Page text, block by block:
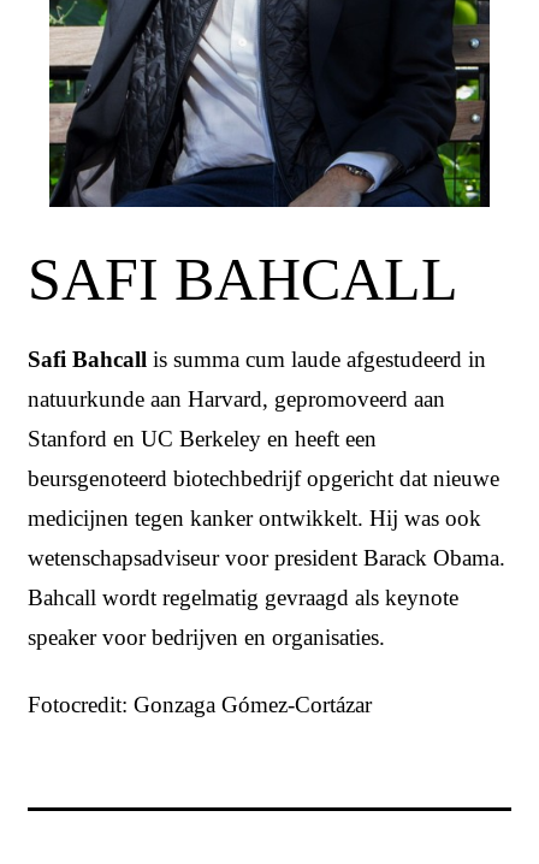
SAFI BAHCALL
Safi Bahcall is summa cum laude afgestudeerd in
natuurkunde aan Harvard, gepromoveerd aan
Stanford en UC Berkeley en heeft een
beursgenoteerd biotechbedrijf opgericht dat nieuwe
medicijnen tegen kanker ontwikkelt. Hij was ook
wetenschapsadviseur voor president Barack Obama.
Bahcall wordt regelmatig gevraagd als keynote
speaker voor bedrijven en organisaties.
Fotocredit: Gonzaga Gómez-Cortázar